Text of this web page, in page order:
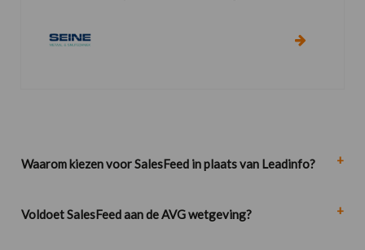
Waarom kiezen voor SalesFeed in plaats van Leadinfo?
Voldoet SalesFeed aan de AVG wetgeving?